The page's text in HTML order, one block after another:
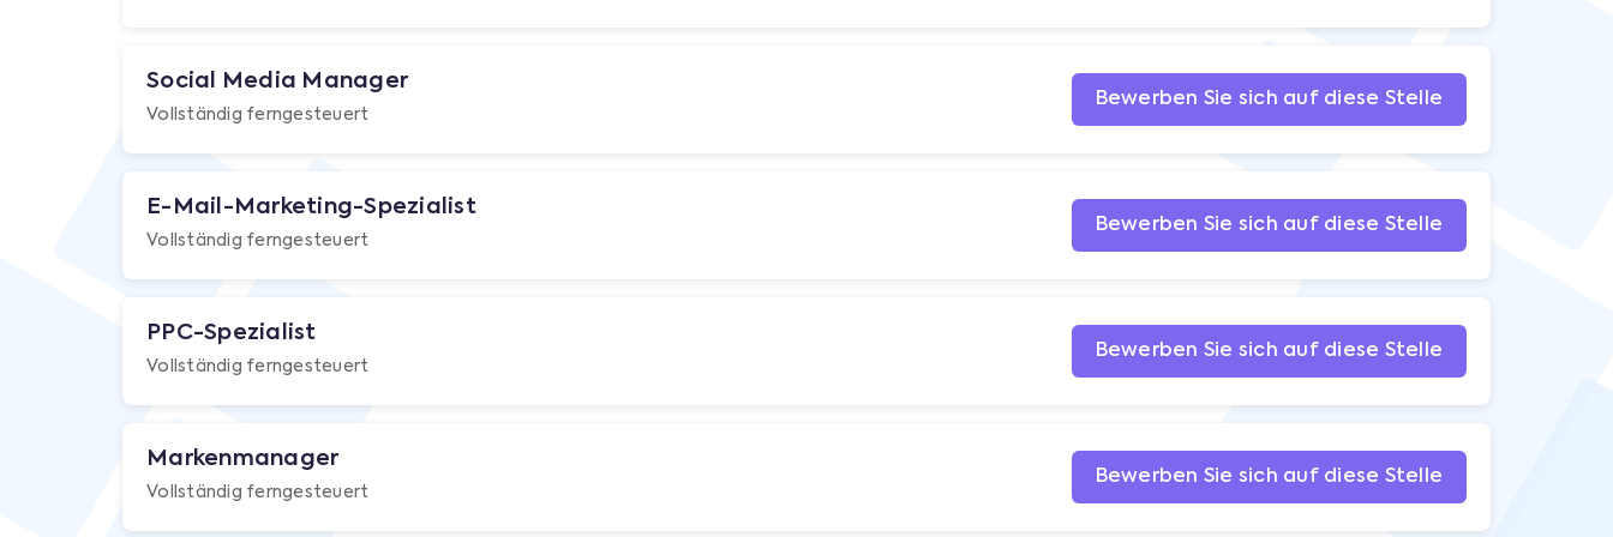
Social Media Manager
Vollständig ferngesteuert
Bewerben Sie sich auf diese Stelle
E-Mail-Marketing-Spezialist
Vollständig ferngesteuert
Bewerben Sie sich auf diese Stelle
PPC-Spezialist
Vollständig ferngesteuert
Bewerben Sie sich auf diese Stelle
Markenmanager
Vollständig ferngesteuert
Bewerben Sie sich auf diese Stelle